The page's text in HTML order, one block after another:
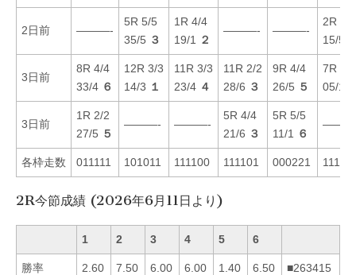
2日前 ———-
5R 5/5
35/5 ３
1R 4/4
19/1
２
———- ———-
2R 5/5
15/5
3日前
8R 4/4
33/4 ６
12R 3/3
14/3 １
11R 3/3
23/4 ４
11R 2/2
28/6 ３
9R 4/4
26/5 ５
7R 1/1
05/1
3日前
1R 2/2
27/5 ５
———- ———-
5R 4/4
21/6 ３
5R 5/5
11/1
６
各枠走数 011111 101011 111100 111101 000221
2R今節成績 (2026年6月11日より)
1 2 3 4 5 6
勝率 2.60 7.50 6.00 6.00 1.40 6.50 ■263415